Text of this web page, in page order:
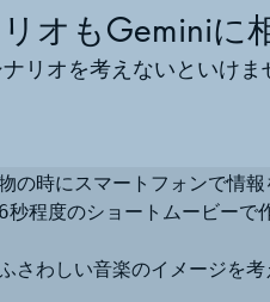
オもGeminiに
リオを考えないといけま
の時にスマートフォンで情
秒程度のショートムービーで
さわしい音楽のイメージを考